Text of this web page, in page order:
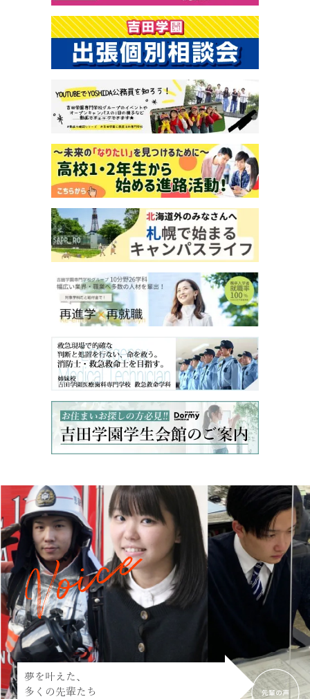
Voice
夢を叶えた、
多くの先輩たち